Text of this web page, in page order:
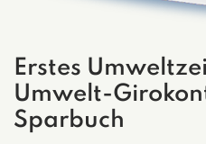
Erstes
Umwelt-
Sparbuch